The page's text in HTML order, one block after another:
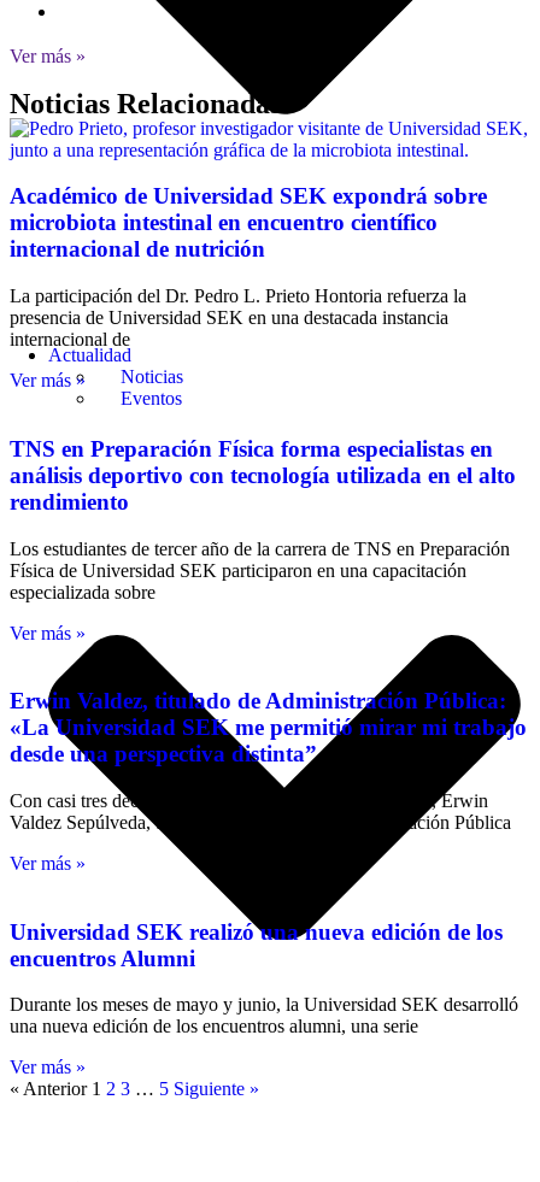
Actualidad
Noticias
Eventos
Ver más »
Noticias Relacionadas
Académico de Universidad SEK expondrá sobre
microbiota intestinal en encuentro científico
internacional de nutrición
La participación del Dr. Pedro L. Prieto Hontoria refuerza la
presencia de Universidad SEK en una destacada instancia
internacional de
Ver más »
TNS en Preparación Física forma especialistas en
análisis deportivo con tecnología utilizada en el alto
rendimiento
Los estudiantes de tercer año de la carrera de TNS en Preparación
Física de Universidad SEK participaron en una capacitación
especializada sobre
Ver más »
Erwin Valdez, titulado de Administración Pública:
«La Universidad SEK me permitió mirar mi trabajo
desde una perspectiva distinta”
Con casi tres décadas de trayectoria en el sector público, Erwin
Valdez Sepúlveda, titulado el año 2025 de Administración Pública
Ver más »
Universidad SEK realizó una nueva edición de los
encuentros Alumni
Durante los meses de mayo y junio, la Universidad SEK desarrolló
una nueva edición de los encuentros alumni, una serie
Ver más »
« Anterior 1 2 3 … 5 Siguiente »